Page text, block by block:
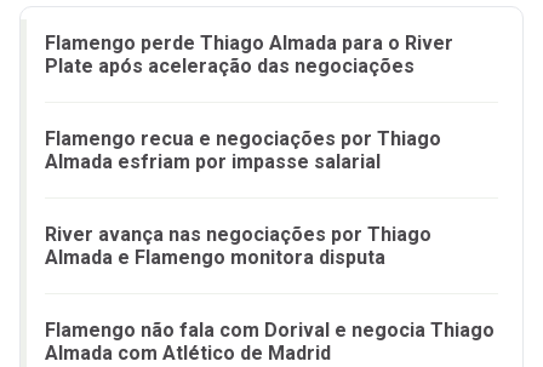
Flamengo perde Thiago Almada para o River
Plate após aceleração das negociações
Flamengo recua e negociações por Thiago
Almada esfriam por impasse salarial
River avança nas negociações por Thiago
Almada e Flamengo monitora disputa
Flamengo não fala com Dorival e negocia Thiago
Almada com Atlético de Madrid